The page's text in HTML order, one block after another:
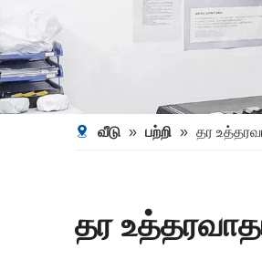
வீடு » பற்றி » தர
தர